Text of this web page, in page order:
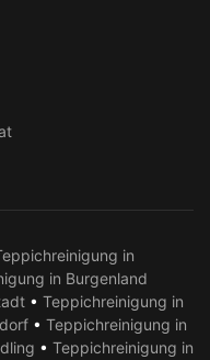
in
in Burgenland
• Teppichreinigung in
• Teppichreinigung in
• Teppichreinigung in